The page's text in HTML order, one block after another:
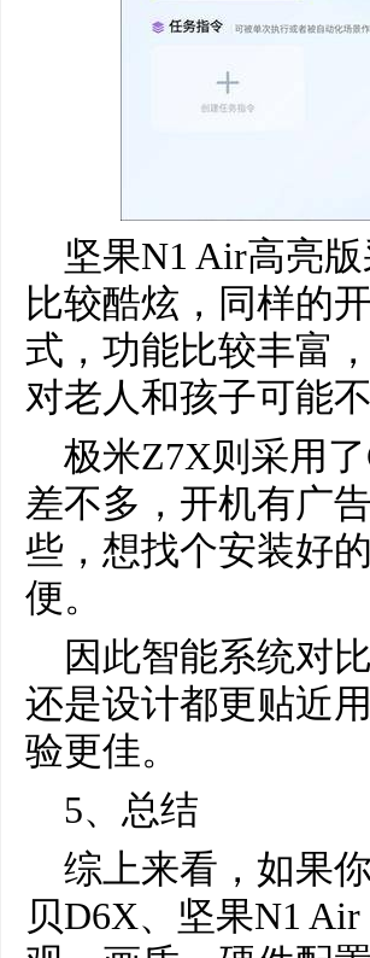
坚果N1 Air高亮
比较酷炫，同样的
式，功能比较丰富
对老人和孩子可能不
极米Z7X则采用
差不多，开机有广
些，想找个安装好
便。
因此智能系统对
还是设计都更贴近
验更佳。
5、总结
综上来看，如果
贝D6X、坚果N1